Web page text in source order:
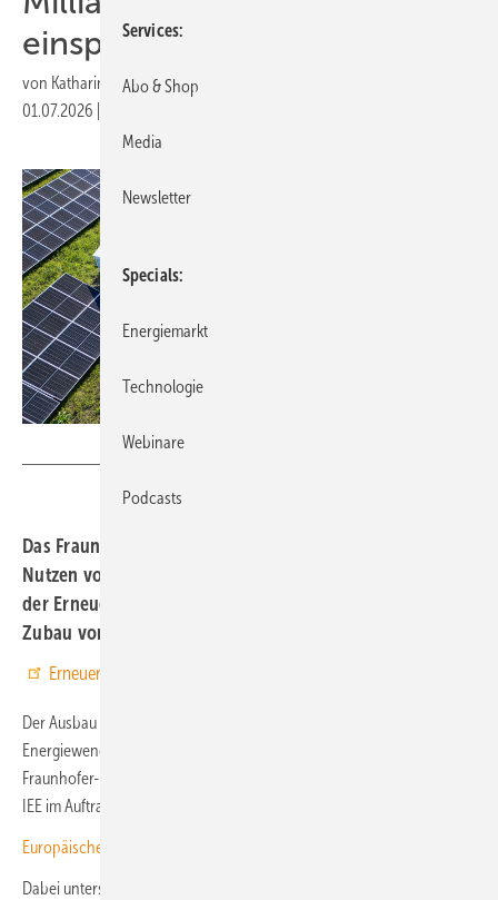
einsparen
von Katharina Wolf
01.07.2026
Das Fraunhofer IEE berechnet den volkswirtschaftlichen
Nutzen von Flexibilitäten und zeigt: Um mit dem Ausbau
der Erneuerbaren Schritt zu halten, bräuchte es einen
Zubau von acht Gigawatt Leistung pro Jahr.
Erneuerbare Energien bei Google bevorzugen
Der Ausbau von Speichern und Flexibilitäten könnte die Kosten der
Energiewende deutlich senken. Das zeigt eine
Fraunhofer-Instituts für Energiewirtschaft und Energiesystemtechnik
IEE im Auftrag mehrerer Branchenverbände.
Europäischer Speichermarkt wächst weiter
Dabei untersuchten die Wissenschaftler den Einsatz von großen
Services
Abo & Shop
Media
Newsletter
Specials
Energiemarkt
Technologie
Webinare
Podcasts